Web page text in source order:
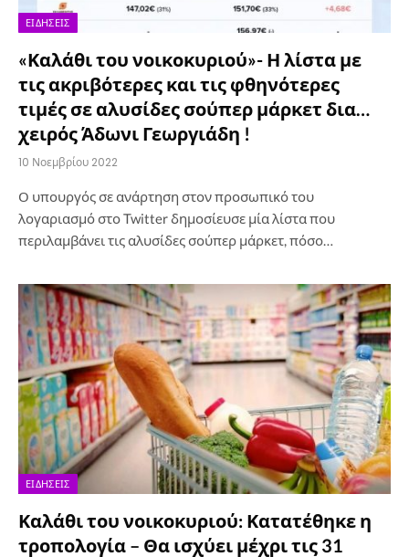
ΕΙΔΉΣΕΙΣ
«Καλάθι του νοικοκυριού»- Η λίστα με
τις ακριβότερες και τις φθηνότερες
τιμές σε αλυσίδες σούπερ μάρκετ δια…
χειρός Άδωνι Γεωργιάδη !
10 Νοεμβρίου 2022
Ο υπουργός σε ανάρτηση στον προσωπικό του
λογαριασμό στο Twitter δημοσίευσε μία λίστα που
περιλαμβάνει τις αλυσίδες σούπερ μάρκετ, πόσο…
ΕΙΔΉΣΕΙΣ
Καλάθι του νοικοκυριού: Κατατέθηκε η
τροπολογία – Θα ισχύει μέχρι τις 31